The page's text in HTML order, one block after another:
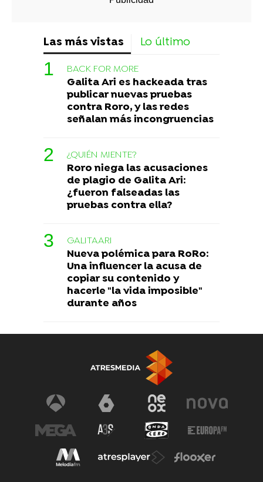
Las más vistas Lo último
BACK FOR MORE
Galita Ari es hackeada tras
publicar nuevas pruebas
contra Roro, y las redes
señalan más incongruencias
¿QUIÉN MIENTE?
Roro niega las acusaciones
de plagio de Galita Ari:
¿fueron falseadas las
pruebas contra ella?
GALITAARI
Nueva polémica para RoRo:
Una influencer la acusa de
copiar su contenido y
hacerle "la vida imposible"
durante años